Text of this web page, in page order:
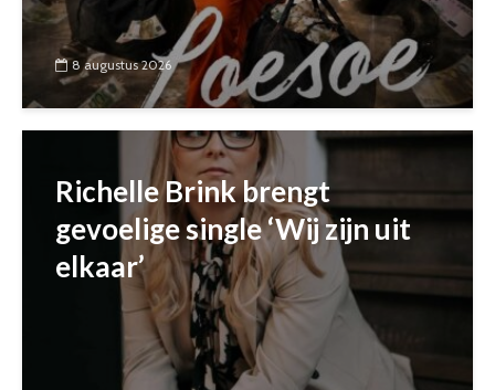
8 augustus 2026
Richelle Brink brengt
gevoelige single ‘Wij zijn uit
elkaar’